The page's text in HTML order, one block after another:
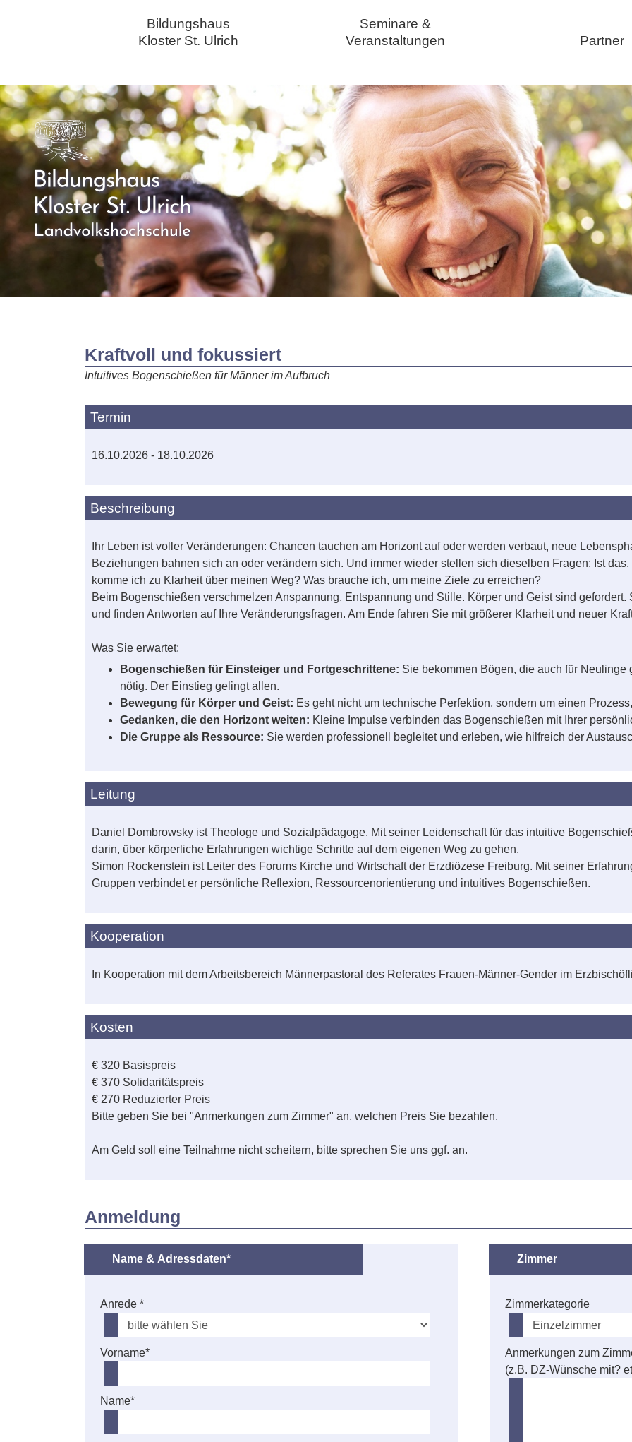
Bildungshaus
Kloster St. Ulrich
Seminare &
Veranstaltungen
Partner
Kraftvoll und fokussiert
Intuitives Bogenschießen für Männer im Aufbruch
Termin
16.10.2026 - 18.10.2026
Beschreibung
Ihr Leben ist voller Veränderungen: Chancen tauchen am Horizont auf oder werden verbaut, neue
Beziehungen bahnen sich an oder verändern sich. Und immer wieder stellen sich dieselben Fragen: Ist
komme ich zu Klarheit über meinen Weg? Was brauche ich, um meine Ziele zu erreichen?
Beim Bogenschießen verschmelzen Anspannung, Entspannung und Stille. Körper und Geist sind
und finden Antworten auf Ihre Veränderungsfragen. Am Ende fahren Sie mit größerer Klarheit und neuer
Was Sie erwartet:
Bogenschießen für Einsteiger und Fortgeschrittene: Sie bekommen Bögen, die auch für
nötig. Der Einstieg gelingt allen.
Bewegung für Körper und Geist: Es geht nicht um technische Perfektion, sondern um einen
Gedanken, die den Horizont weiten: Kleine Impulse verbinden das Bogenschießen mit Ihrer
Die Gruppe als Ressource: Sie werden professionell begleitet und erleben, wie hilfreich der
Leitung
Daniel Dombrowsky ist Theologe und Sozialpädagoge. Mit seiner Leidenschaft für das intuitive
darin, über körperliche Erfahrungen wichtige Schritte auf dem eigenen Weg zu gehen.
Simon Rockenstein ist Leiter des Forums Kirche und Wirtschaft der Erzdiözese Freiburg. Mit seiner
Gruppen verbindet er persönliche Reflexion, Ressourcenorientierung und intuitives Bogenschießen.
Kooperation
In Kooperation mit dem Arbeitsbereich Männerpastoral des Referates Frauen-Männer-Gender im
Kosten
€ 320 Basispreis
€ 370 Solidaritätspreis
€ 270 Reduzierter Preis
Bitte geben Sie bei "Anmerkungen zum Zimmer" an, welchen Preis Sie bezahlen.
Am Geld soll eine Teilnahme nicht scheitern, bitte sprechen Sie uns ggf. an.
Anmeldung
Name & Adressdaten*
Anrede *
Vorname*
Name*
Zimmer
Zimmerkategorie
Anmerkungen zum
(z.B. DZ-Wünsche mit?